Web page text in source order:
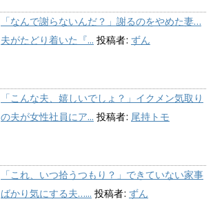
「なんで謝らないんだ？」謝るのをやめた妻…
夫がたどり着いた『... 投稿者: ずん
「こんな夫、嬉しいでしょ？」イクメン気取り
の夫が女性社員にア... 投稿者: 尾持トモ
「これ、いつ拾うつもり？」できていない家事
ばかり気にする夫…... 投稿者: ずん